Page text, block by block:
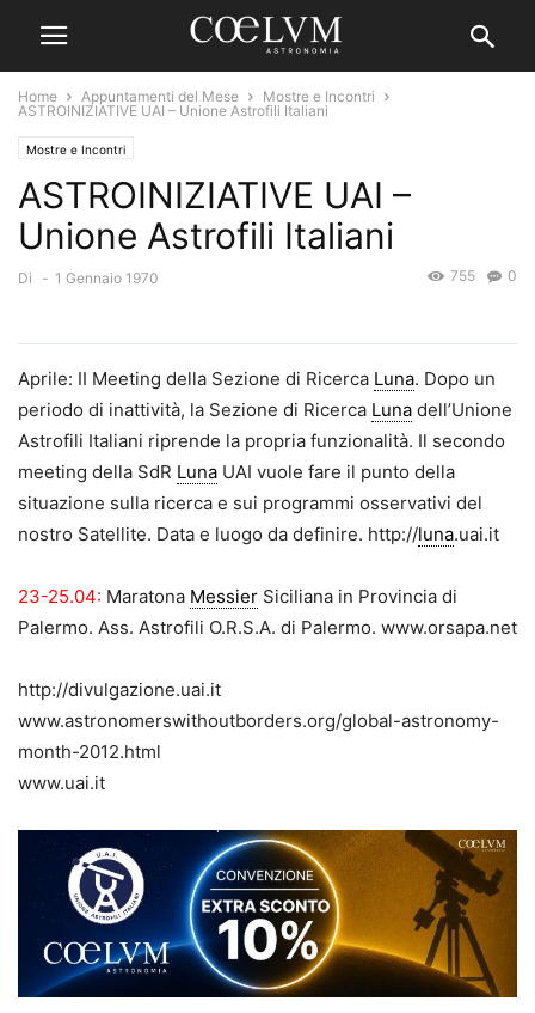
Home Appuntamenti del Mese
Mostre e Incontri
ASTROINIZIATIVE UAI – Unione Astrofili Italiani
Mostre e Incontri
ASTROINIZIATIVE UAI –
Unione Astrofili Italiani
Di - 1 Gennaio 1970 0
755
Aprile: II Meeting della Sezione di Ricerca Luna. Dopo un
periodo di inattività, la Sezione di Ricerca Luna dell’Unione
Astrofili Italiani riprende la propria funzionalità. Il secondo
meeting della SdR Luna UAI vuole fare il punto della
situazione sulla ricerca e sui programmi osservativi del
nostro Satellite. Data e luogo da definire. http://luna.uai.it
23-25.04: Maratona Messier Siciliana in Provincia di
Palermo. Ass. Astrofili O.R.S.A. di Palermo. www.orsapa.net
http://divulgazione.uai.it
www.astronomerswithoutborders.org/global-astronomy-
month-2012.html
www.uai.it